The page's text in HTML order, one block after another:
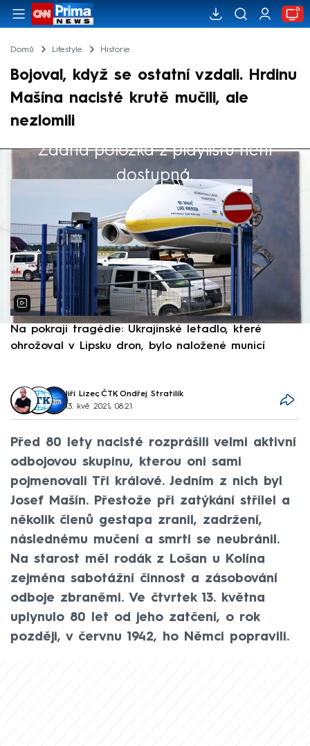
Domů Lifestyle Historie
Bojoval, když se ostatní vzdali. Hrdinu
Mašína nacisté krutě mučili, ale
nezlomili
Žádná položka z playlistu není
dostupná.
Výběr redakce
Na pokraji tragédie: Ukrajinské letadlo, které
ohrožoval v Lipsku dron, bylo naložené municí
Jiří Lizec,ČTK,Ondřej Stratilík
13. kvě 2021, 08:21
Před 80 lety nacisté rozprášili velmi aktivní
odbojovou skupinu, kterou oni sami
pojmenovali Tři králové. Jedním z nich byl
Josef Mašín. Přestože při zatýkání střílel a
několik členů gestapa zranil, zadržení,
následnému mučení a smrti se neubránil.
Na starost měl rodák z Lošan u Kolína
zejména sabotážní činnost a zásobování
odboje zbraněmi. Ve čtvrtek 13. května
uplynulo 80 let od jeho zatčení, o rok
později, v červnu 1942, ho Němci popravili.